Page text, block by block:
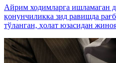
Айрим ходимларга ишламаган
қонунчиликка зид равишда
тўланган, ҳолат юзасидан